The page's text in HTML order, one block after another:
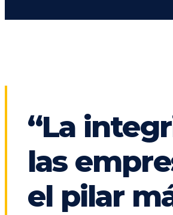
“La
las
el pilar